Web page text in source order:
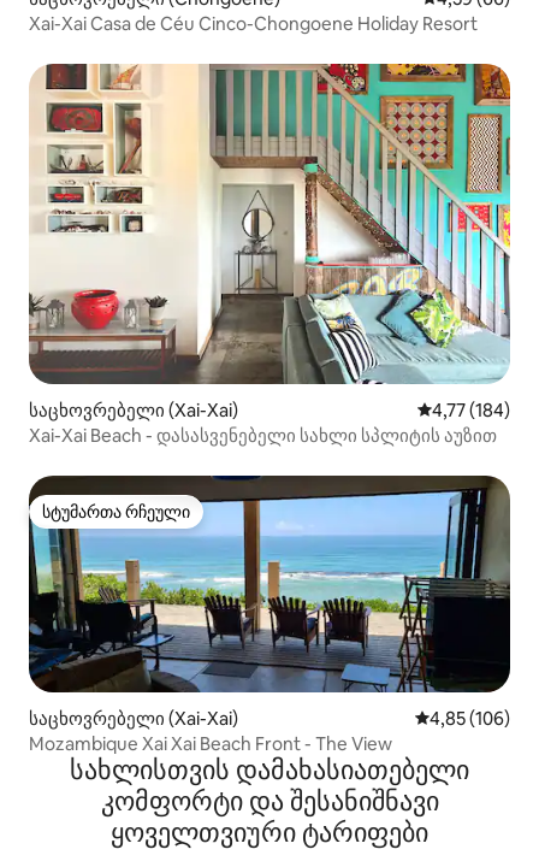
Xai-Xai Casa de Céu Cinco-Chongoene Holiday Resort
საცხოვრებელი (Xai-Xai) საშუალო
4,77 (184)
Xai-Xai Beach - დასასვენებელი სახლი სპლიტის აუზით
სტუმართა რჩეული
სტუმართა რჩეული
საცხოვრებელი (Xai-Xai) საშუალო
4,85 (106)
Mozambique Xai Xai Beach Front - The View
სახლისთვის დამახასიათებელი
კომფორტი და შესანიშნავი
ყოველთვიური ტარიფები